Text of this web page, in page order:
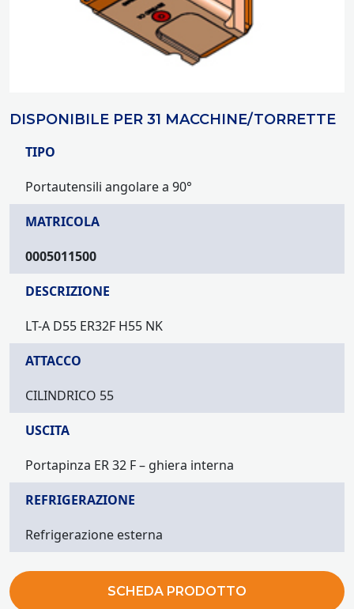
DISPONIBILE PER 31 MACCHINE/TORRETTE
TIPO
Portautensili angolare a 90°
MATRICOLA
0005011500
DESCRIZIONE
LT-A D55 ER32F H55 NK
ATTACCO
CILINDRICO 55
USCITA
Portapinza ER 32 F – ghiera interna
REFRIGERAZIONE
Refrigerazione esterna
SCHEDA PRODOTTO